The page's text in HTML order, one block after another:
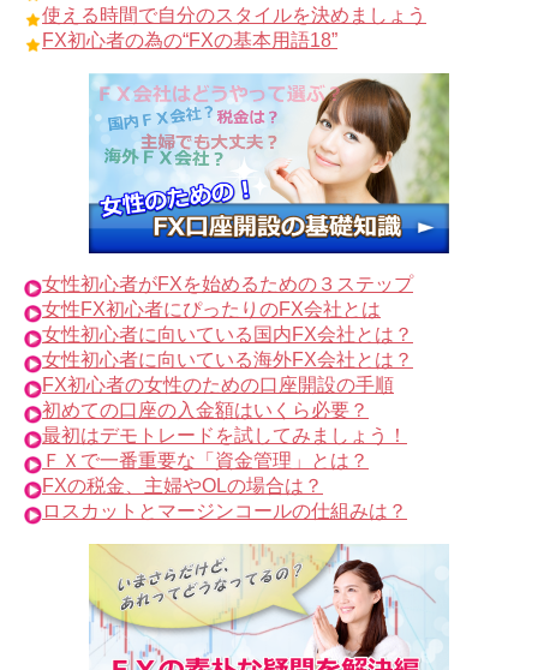
使える時間で自分のスタイルを決めましょう
FX初心者の為の“FXの基本用語18”
女性初心者がFXを始めるための３ステップ
女性FX初心者にぴったりのFX会社とは
女性初心者に向いている国内FX会社とは？
女性初心者に向いている海外FX会社とは？
FX初心者の女性のための口座開設の手順
初めての口座の入金額はいくら必要？
最初はデモトレードを試してみましょう！
ＦＸで一番重要な「資金管理」とは？
FXの税金、主婦やOLの場合は？
ロスカットとマージンコールの仕組みは？